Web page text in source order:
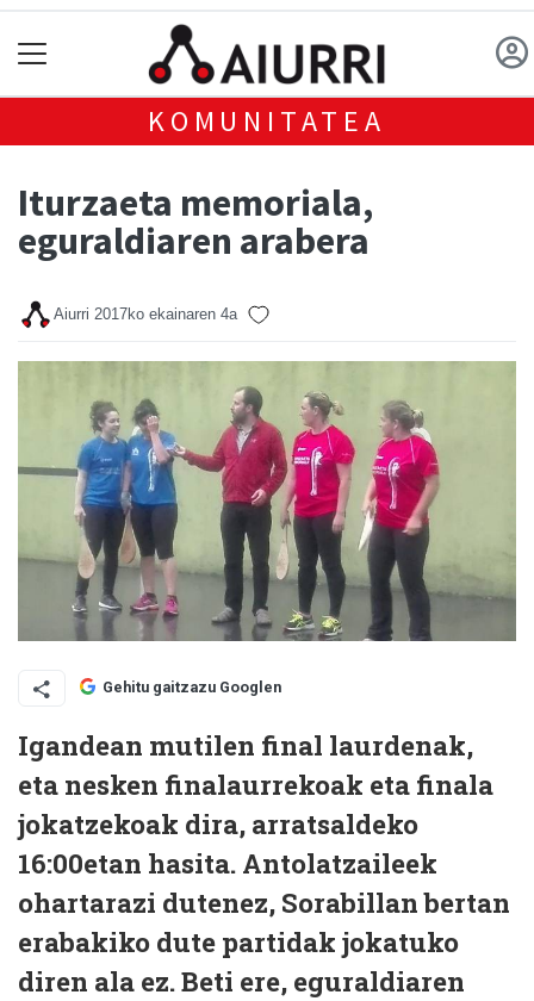
KOMUNITATEA
Iturzaeta memoriala,
eguraldiaren arabera
Aiurri 2017ko ekainaren 4a
Gehitu gaitzazu Googlen
Igandean mutilen final laurdenak,
eta nesken finalaurrekoak eta finala
jokatzekoak dira, arratsaldeko
16:00etan hasita. Antolatzaileek
ohartarazi dutenez, Sorabillan bertan
erabakiko dute partidak jokatuko
diren ala ez. Beti ere, eguraldiaren